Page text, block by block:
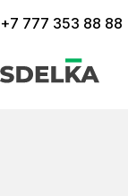
+7 777 353 88 88